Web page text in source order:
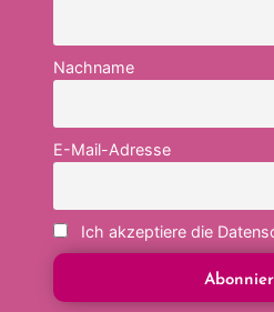
Nachname
E-Mail-Adresse
Ich akzeptiere die